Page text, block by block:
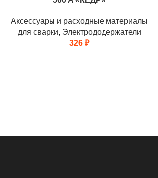
Аксессуары и расходные материалы
для сварки, Электрододержатели
326 ₽